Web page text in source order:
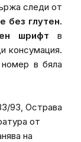
следи от
без глутен.
шрифт в
консумация.
в бяла
93, Острава
от
на